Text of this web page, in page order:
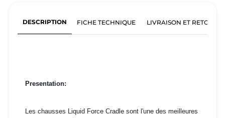
DESCRIPTION FICHE TECHNIQUE LIVRAISON ET RETOURS
Presentation:
Les chausses Liquid Force Cradle sont l'une des meilleures